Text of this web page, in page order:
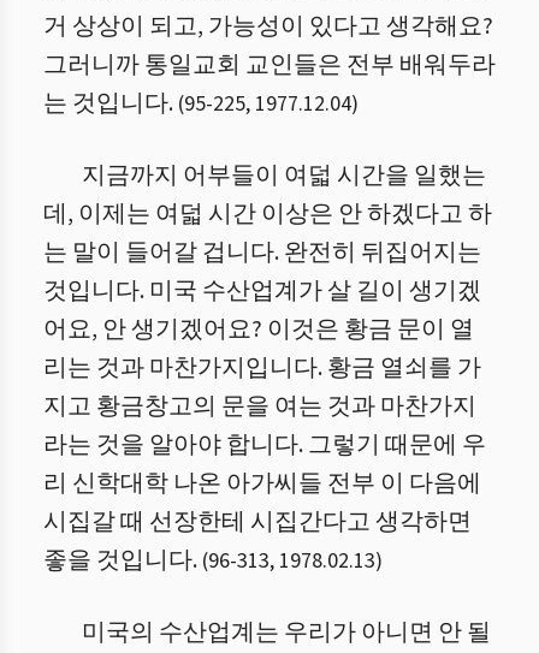
거 상상이 되고, 가능성이 있다고 생각해요?
그러니까 통일교회 교인들은 전부 배워두라
는 것입니다. (95-225, 1977.12.04)
지금까지 어부들이 여덟 시간을 일했는
데, 이제는 여덟 시간 이상은 안 하겠다고 하
는 말이 들어갈 겁니다. 완전히 뒤집어지는
것입니다. 미국 수산업계가 살 길이 생기겠
어요, 안 생기겠어요? 이것은 황금 문이 열
리는 것과 마찬가지입니다. 황금 열쇠를 가
지고 황금창고의 문을 여는 것과 마찬가지
라는 것을 알아야 합니다. 그렇기 때문에 우
리 신학대학 나온 아가씨들 전부 이 다음에
시집갈 때 선장한테 시집간다고 생각하면
좋을 것입니다. (96-313, 1978.02.13)
미국의 수산업계는 우리가 아니면 안 될